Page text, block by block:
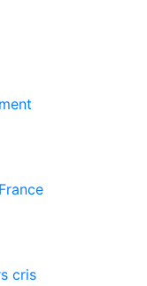
cris